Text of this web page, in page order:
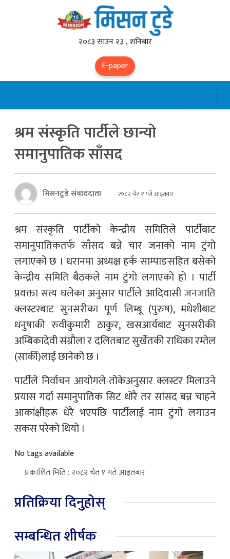
२०८३ साउन २३ , शनिबार
E-paper
श्रम संस्कृति पार्टीले छान्यो
समानुपातिक साँसद
मिसनटुडे संवाददाता २०८२ चैत १ गते आइतबार
श्रम संस्कृति पार्टीको केन्द्रीय समितिले पार्टीबाट
समानुपातिकतर्फ साँसद बन्ने चार जनाको नाम टुंगो
लगाएको छ । धरानमा अध्यक्ष हर्क साम्पाङसहित बसेको
केन्द्रीय समिति बैठकले नाम टुंगो लगाएको हो । पार्टी
प्रवक्ता सत्य घलेका अनुसार पार्टीले आदिवासी जनजाति
क्लस्टरबाट सुनसरीका पूर्ण लिम्बू (पुरुष), मधेशीबाट
धनुषाकी रुवीकुमारी ठाकुर, खसआर्यबाट सुनसरीकी
अम्बिकादेवी संग्रौला र दलितबाट सुर्खेतकी राधिका रम्तेल
(सार्की)लाई छानेको छ ।
पार्टीले निर्वाचन आयोगले तोकेअनुसार क्लस्टर मिलाउने
प्रयास गर्दा समानुपातिक सिट थोरै तर सांसद बन्न चाहने
आकांक्षीहरू धेरै भएपछि पार्टीलाई नाम टुंगो लगाउन
सकस परेको थियो ।
No tags available
प्रकाशित मिति : २०८२ चैत १ गते आइतबार
प्रतिक्रिया दिनुहोस्
सम्बन्धित शीर्षक